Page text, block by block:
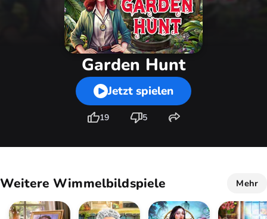
Garden Hunt
Jetzt spielen
19 5
Weitere Wimmelbildspiele Mehr